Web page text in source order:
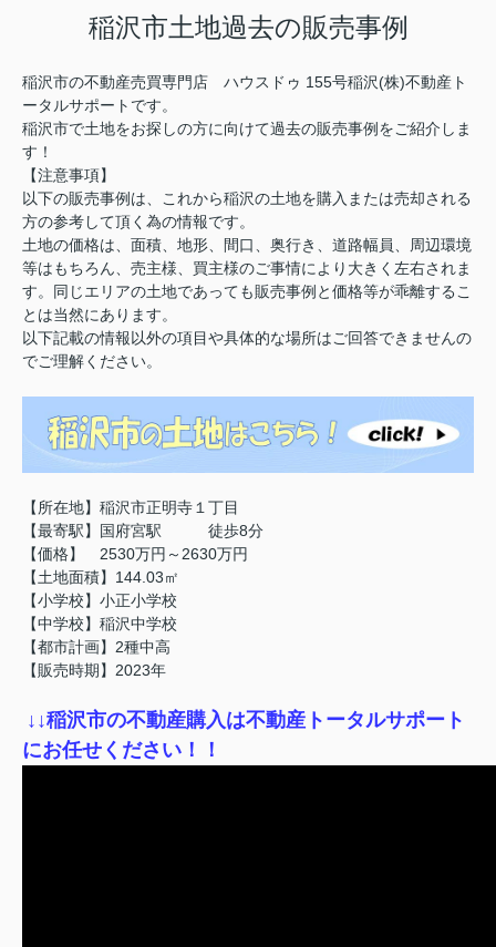
稲沢市土地過去の販売事例
稲沢市の不動産売買専門店 ハウスドゥ 155号稲沢(株)不動産ト
ータルサポートです。
稲沢市で土地をお探しの方に向けて過去の販売事例をご紹介しま
す！
【注意事項】
以下の販売事例は、これから稲沢の土地を購入または売却される
方の参考して頂く為の情報です。
土地の価格は、面積、地形、間口、奥行き、道路幅員、周辺環境
等はもちろん、売主様、買主様のご事情により大きく左右されま
す。同じエリアの土地であっても販売事例と価格等が乖離するこ
とは当然にあります。
以下記載の情報以外の項目や具体的な場所はご回答できませんの
でご理解ください。
【所在地】稲沢市正明寺１丁目
【最寄駅】国府宮駅 徒歩8分
【価格】 2530万円～2630万円
【土地面積】144.03㎡
【小学校】小正小学校
【中学校】稲沢中学校
【都市計画】2種中高
【販売時期】2023年
↓ ↓稲沢市の不動産購入は不動産トータルサポート
にお任せください！！